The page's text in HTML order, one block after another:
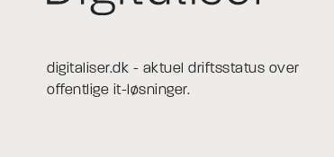
digitaliser.dk - aktuel driftsstatus over
offentlige it-løsninger.